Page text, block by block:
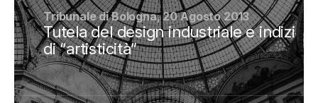
Tribunale di Bologna, 20 Agosto 2013
Tutela del design industriale e indizi
di “artisticità”